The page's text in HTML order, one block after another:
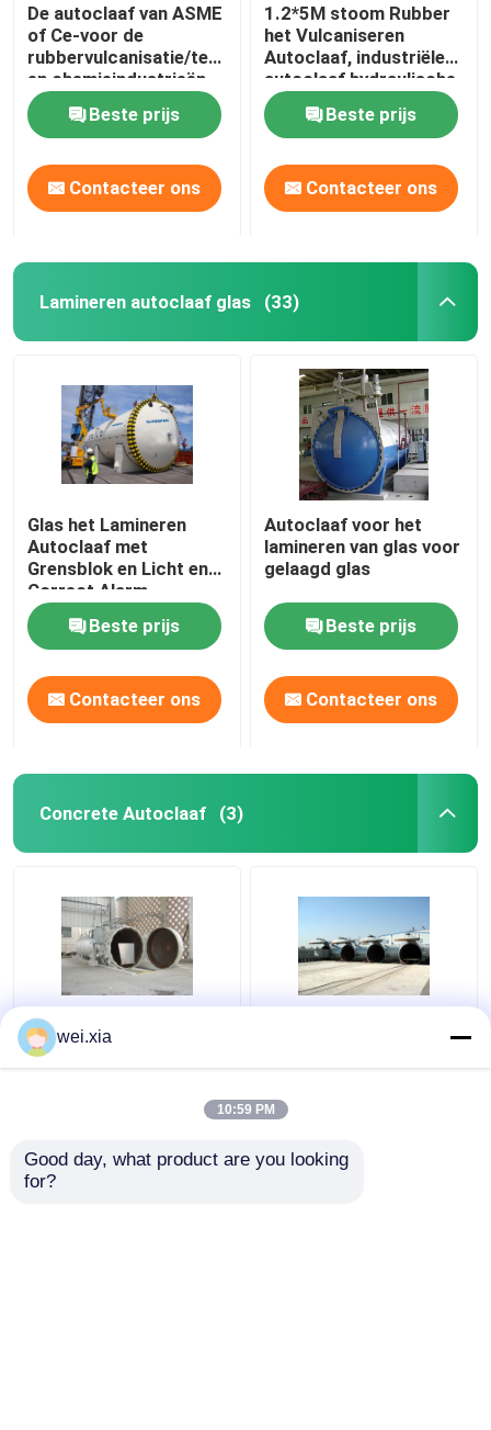
De autoclaaf van ASME
of Ce-voor de
rubbervulcanisatie/textiel/kabel
en chemieindustrieën
Beste prijs
Contacteer ons
1.2*5M stoom Rubber
het Vulcaniseren
Autoclaaf, industriële
autoclaaf hydraulische
druk
Beste prijs
Contacteer ons
Lamineren autoclaaf glas (33)
Glas het Lamineren
Autoclaaf met
Grensblok en Licht en
Correct Alarm
Beste prijs
Contacteer ons
Autoclaaf voor het
lamineren van glas voor
gelaagd glas
Beste prijs
Contacteer ons
Concrete Autoclaaf (3)
Chemische Concrete
Autoclaaf met PLC
hydraulische drukdeur
Veiligheidskoppeling
wei.xia
10:59 PM
Good day, what product are you looking
for?